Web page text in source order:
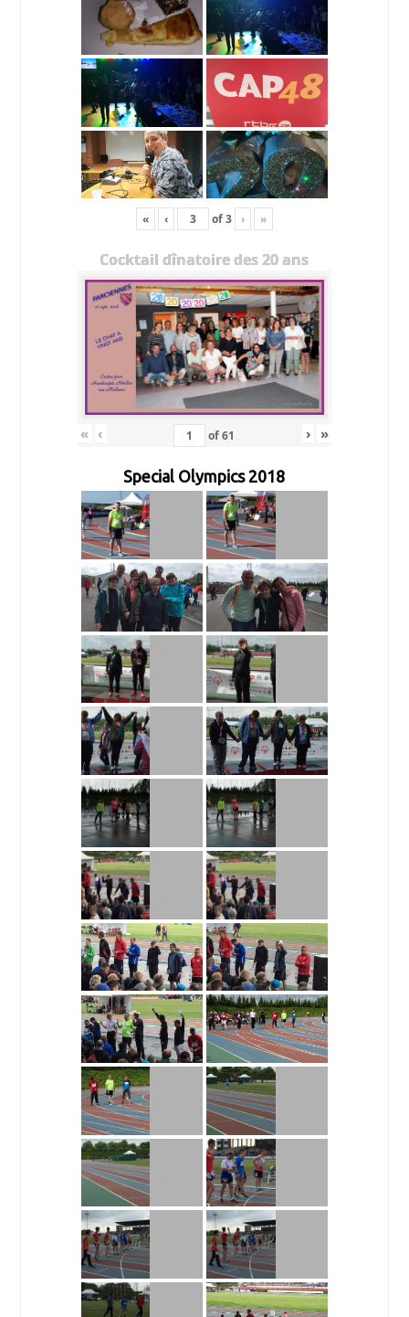
« ‹ of3 › »
Cocktail dînatoire des 20 ans
« ‹ of61 › »
Special Olympics 2018